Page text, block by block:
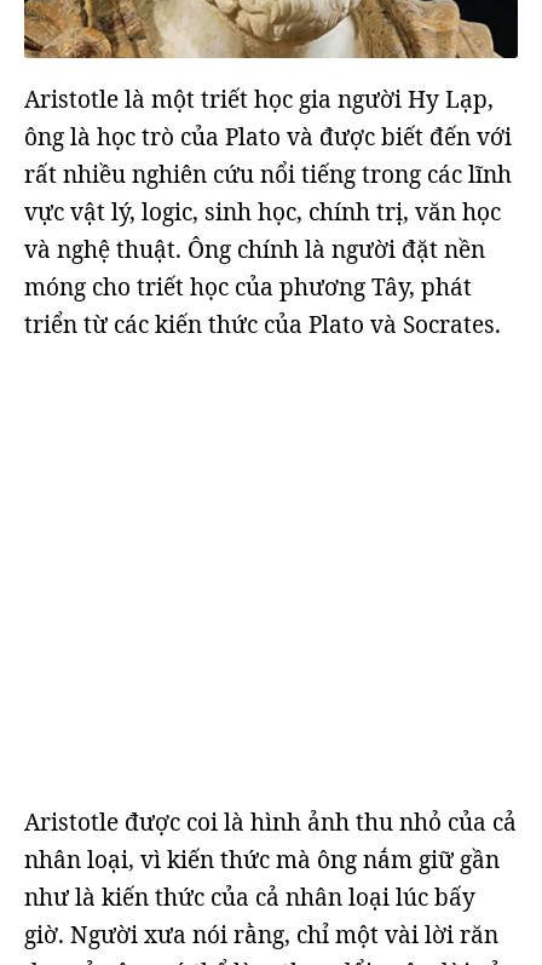
Aristotle là một triết học gia người Hy Lạp,
ông là học trò của Plato và được biết đến với
rất nhiều nghiên cứu nổi tiếng trong các lĩnh
vực vật lý, logic, sinh học, chính trị, văn học
và nghệ thuật. Ông chính là người đặt nền
móng cho triết học của phương Tây, phát
triển từ các kiến thức của Plato và Socrates.
Aristotle được coi là hình ảnh thu nhỏ của cả
nhân loại, vì kiến thức mà ông nắm giữ gần
như là kiến thức của cả nhân loại lúc bấy
giờ. Người xưa nói rằng, chỉ một vài lời răn